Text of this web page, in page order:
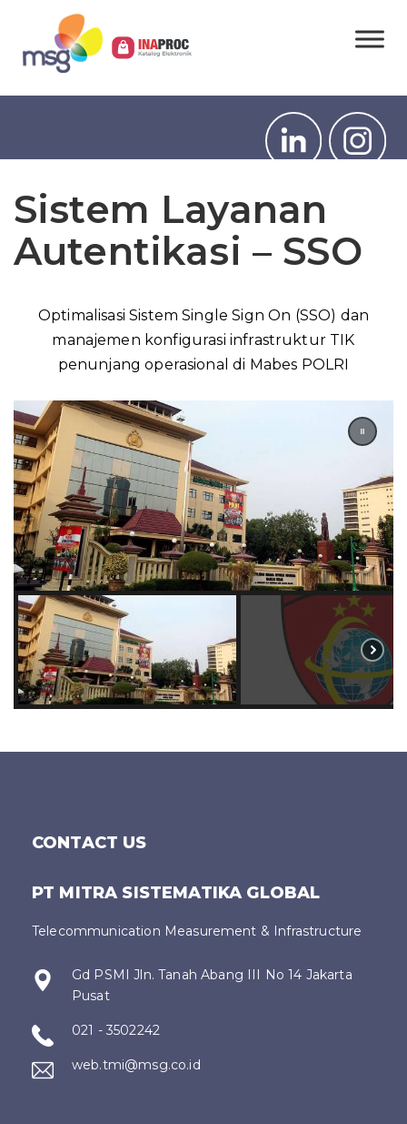
Sistem Layanan
Autentikasi – SSO
Optimalisasi Sistem Single Sign On (SSO) dan
manajemen konfigurasi infrastruktur TIK
penunjang operasional di Mabes POLRI
CONTACT US
PT MITRA SISTEMATIKA GLOBAL
Telecommunication Measurement & Infrastructure
Gd PSMI Jln. Tanah Abang III No 14 Jakarta
Pusat
021 - 3502242
web.tmi@msg.co.id